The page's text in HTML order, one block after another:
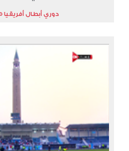
دوري أبطال أفريقيا 2024/2025